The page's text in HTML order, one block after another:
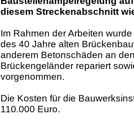
diesem Streckenabschnitt
Im Rahmen der Arbeiten
des 40 Jahre alten
anderem Betonschäden an
Brückengeländer repariert
vorgenommen.
Die Kosten für die
110.000 Euro.